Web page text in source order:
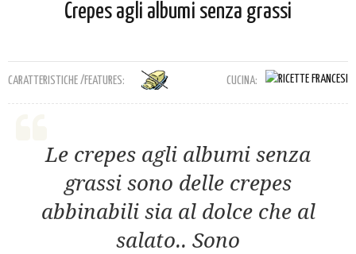
Crepes agli albumi senza grassi
CARATTERISTICHE /FEATURES: CUCINA:
Le crepes agli albumi senza
grassi sono delle crepes
abbinabili sia al dolce che al
salato.. Sono